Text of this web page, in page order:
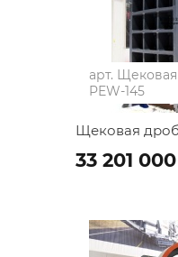
арт.
PEW-145
Щековая
33 201 000